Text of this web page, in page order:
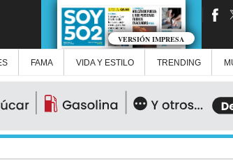
VERSIÓN IMPRESA
FAMA VIDA Y ESTILO TRENDING